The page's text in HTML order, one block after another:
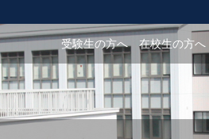
受験生の方へ 在校生の方へ